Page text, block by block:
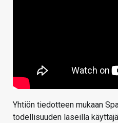
Yhtiön tiedotteen mukaan
todellisuuden laseilla